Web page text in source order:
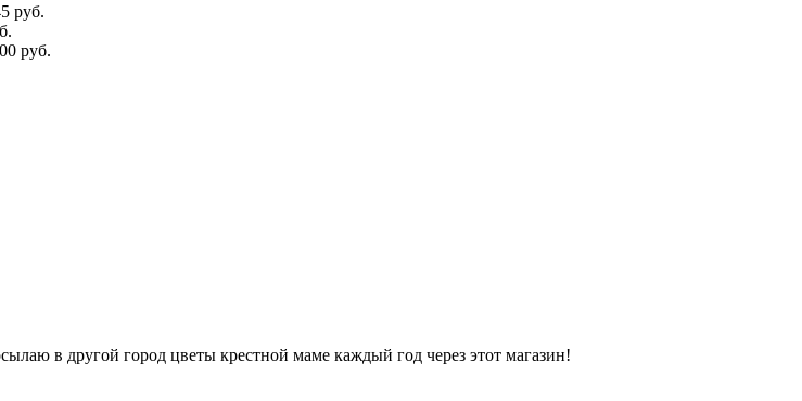
руб.
руб.
в другой город цветы крестной маме каждый год через этот магазин!